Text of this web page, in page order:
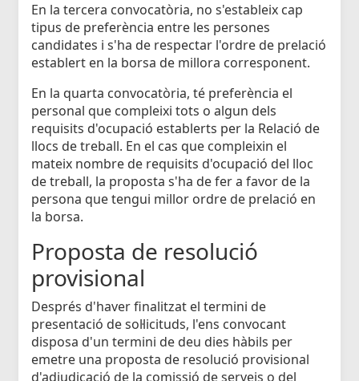
En la tercera convocatòria, no s'estableix cap
tipus de preferència entre les persones
candidates i s'ha de respectar l'ordre de prelació
establert en la borsa de millora corresponent.
En la quarta convocatòria, té preferència el
personal que compleixi tots o algun dels
requisits d'ocupació establerts per la Relació de
llocs de treball. En el cas que compleixin el
mateix nombre de requisits d'ocupació del lloc
de treball, la proposta s'ha de fer a favor de la
persona que tengui millor ordre de prelació en
la borsa.
Proposta de resolució
provisional
Després d'haver finalitzat el termini de
presentació de sol·licituds, l'ens convocant
disposa d'un termini de deu dies hàbils per
emetre una proposta de resolució provisional
d'adjudicació de la comissió de serveis o del